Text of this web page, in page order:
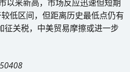
以来新高，市场反应迅速但短期
低区间，但距离历史最低点仍有
征关税，中美贸易摩擦或进一步